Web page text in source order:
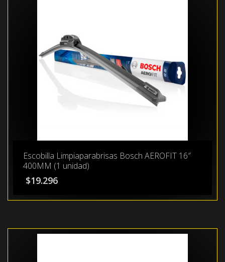
Escobilla Limpiaparabrisas Bosch AEROFIT 16″
400MM (1 unidad)
$19.296